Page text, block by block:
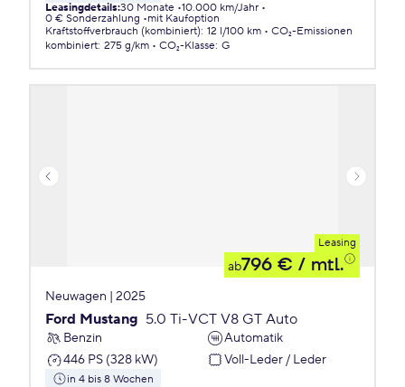
Leasingdetails:30 Monate 10.000 km/Jahr
0 € Sonderzahlung
mit Kaufoption
Kraftstoffverbrauch (kombiniert): 12 l/100 km
CO₂-Emissionen
kombiniert: 275 g/km CO₂-Klasse: G
Leasing
ab796 € / mtl.
Neuwagen | 2025
Ford Mustang 5.0 Ti-VCT V8 GT Auto
Benzin
Automatik
446 PS (328 kW)
Voll-Leder / Leder
in 4 bis 8 Wochen